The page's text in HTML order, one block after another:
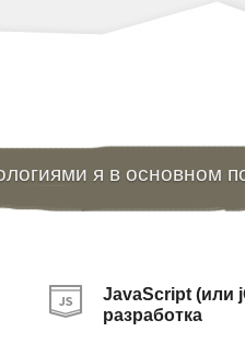
я в основном
JavaScript (или
разработка